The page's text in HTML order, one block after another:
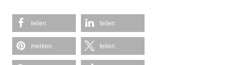
teilen teilen
merken teilen